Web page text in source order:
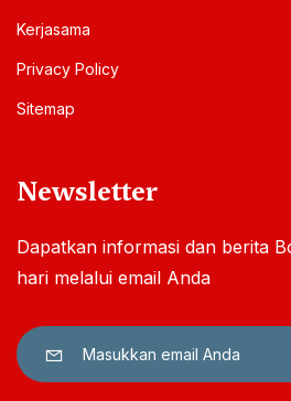
Kerjasama
Privacy Policy
Sitemap
Newsletter
Dapatkan informasi dan berita
hari melalui email Anda